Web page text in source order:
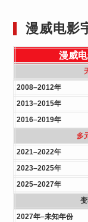
漫威电影
漫威
2008–2012年
2013–2015年
2016–2019年
多
2021–2022年
2023–2025年
2025–2027年
2027年–未知年份